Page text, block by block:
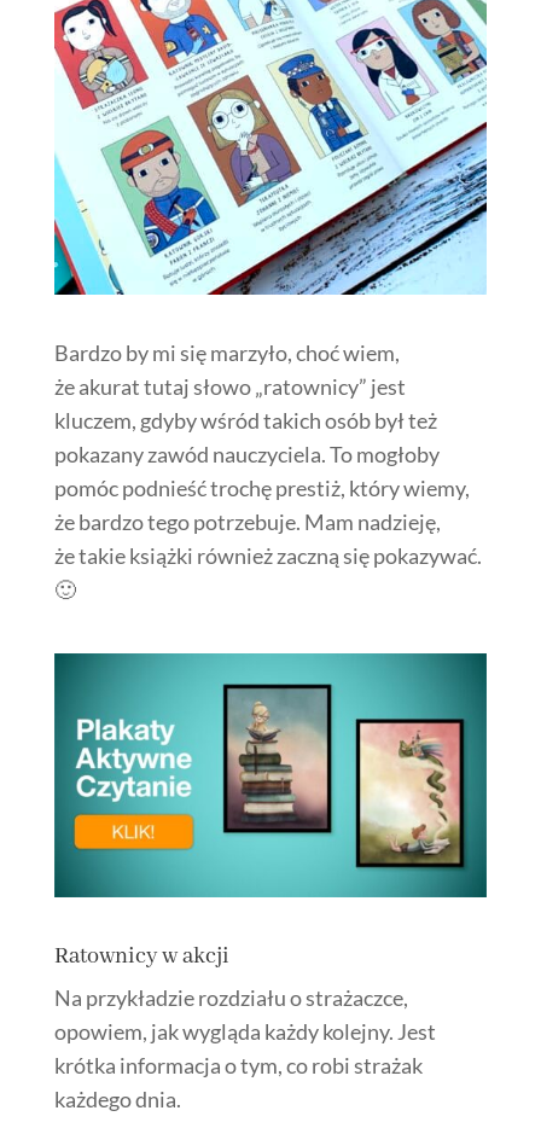
Bardzo by mi się marzyło, choć wiem,
że akurat tutaj słowo „ratownicy” jest
kluczem, gdyby wśród takich osób był też
pokazany zawód nauczyciela. To mogłoby
pomóc podnieść trochę prestiż, który wiemy,
że bardzo tego potrzebuje. Mam nadzieję,
że takie książki również zaczną się pokazywać.
🙂
Ratownicy w akcji
Na przykładzie rozdziału o strażaczce,
opowiem, jak wygląda każdy kolejny. Jest
krótka informacja o tym, co robi strażak
każdego dnia.